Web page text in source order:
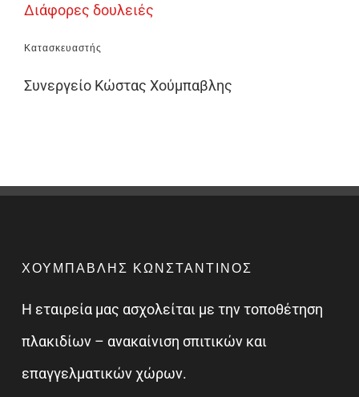
Διάφορες δουλειές
Κατασκευαστής
Συνεργείο Κώστας Χούμπαβλης
ΧΟΥΜΠΑΒΛΗΣ ΚΩΝΣΤΑΝΤΙΝΟΣ
Η εταιρεία μας ασχολείται με την τοποθέτηση
πλακιδίων – ανακαίνιση σπιτικών και
επαγγελματικών χώρων.